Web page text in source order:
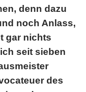
denn dazu
noch Anlass,
gar nichts
seit sieben
des